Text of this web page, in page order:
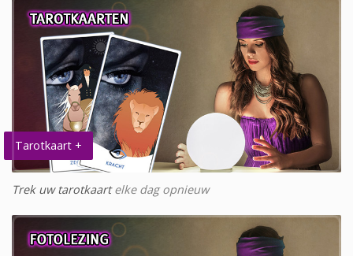
Tarotkaart +
Trek uw tarotkaartelke dag opnieuw